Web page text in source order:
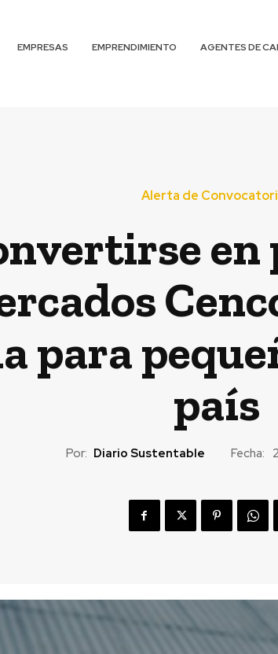
EMPRESAS EMPRENDIMIENTO AGENTES DE
Alerta de
para
país
Por: Diario Sustentable Fecha: